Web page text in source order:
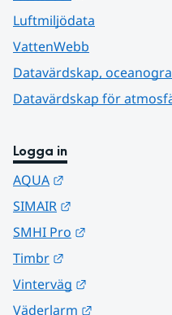
Luftmiljödata
VattenWebb
Datavärdskap,
Datavärdskap för
Logga in
AQUA
SIMAIR
SMHI Pro
Timbr
Vinterväg
Väderlarm